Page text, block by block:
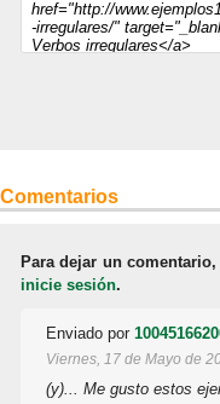
Comentarios
Para dejar un comentario,
inicie sesión.
Enviado por
Viernes, 17 de Mayo de
(y)... Me gusto estos